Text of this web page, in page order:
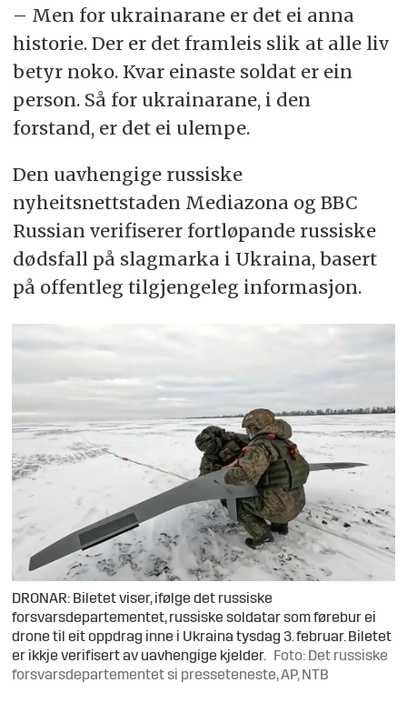
– Men for ukrainarane er det ei anna
historie. Der er det framleis slik at alle liv
betyr noko. Kvar einaste soldat er ein
person. Så for ukrainarane, i den
forstand, er det ei ulempe.
Den uavhengige russiske
nyheitsnettstaden Mediazona og BBC
Russian verifiserer fortløpande russiske
dødsfall på slagmarka i Ukraina, basert
på offentleg tilgjengeleg informasjon.
DRONAR: Biletet viser, ifølge det russiske
forsvarsdepartementet, russiske soldatar som førebur ei
drone til eit oppdrag inne i Ukraina tysdag 3. februar. Biletet
er ikkje verifisert av uavhengige kjelder. Foto: Det russiske
forsvarsdepartementet si presseteneste, AP, NTB